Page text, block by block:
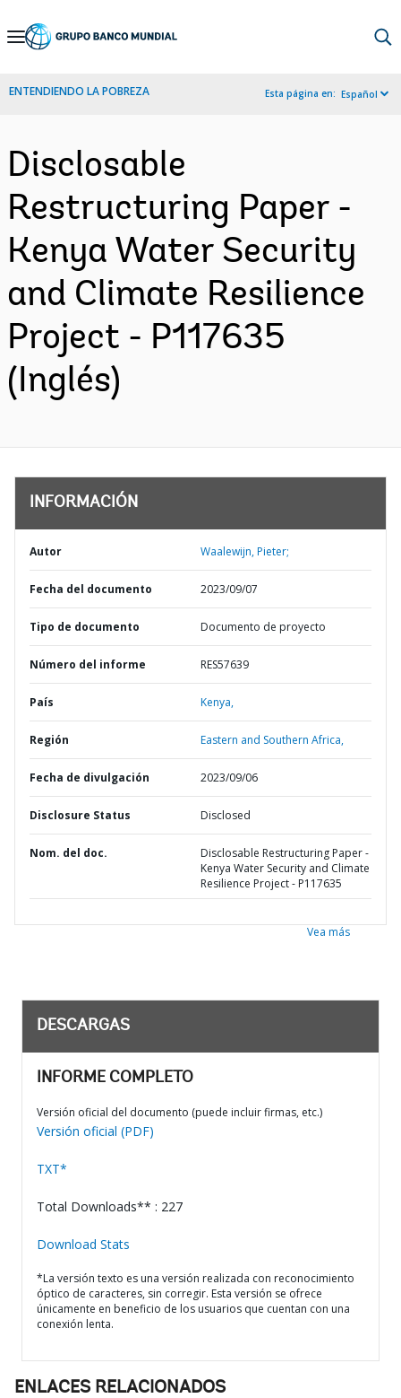
Skip
Navigation
ENTENDIENDO LA POBREZA Esta página en: Español
Disclosable
Restructuring Paper -
Kenya Water Security
and Climate Resilience
Project - P117635
(Inglés)
INFORMACIÓN
Autor Waalewijn, Pieter;
Fecha del documento 2023/09/07
Tipo de documento Documento de proyecto
Número del informe RES57639
País Kenya,
Región Eastern and Southern Africa,
Fecha de divulgación 2023/09/06
Disclosure Status Disclosed
Nom. del doc.
Disclosable Restructuring Paper -
Kenya Water Security and Climate
Resilience Project - P117635
Vea más
DESCARGAS
INFORME COMPLETO
Versión oficial del documento (puede incluir firmas, etc.)
Versión oficial (PDF)
TXT*
Total Downloads** : 227
Download Stats
*La versión texto es una versión realizada con reconocimiento
óptico de caracteres, sin corregir. Esta versión se ofrece
únicamente en beneficio de los usuarios que cuentan con una
conexión lenta.
ENLACES RELACIONADOS